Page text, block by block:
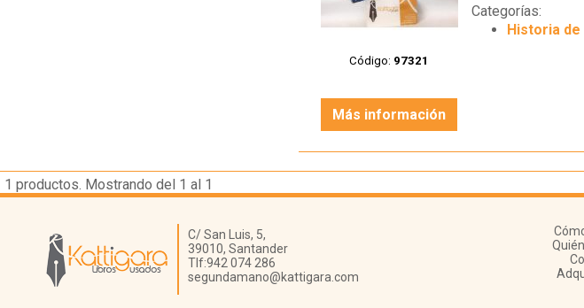
Código: 97321
Categorías:
Historia de
Más información
1 productos. Mostrando del 1 al 1
Librería Kattigara
C/ San Luis, 5,
39010, Santander
Tlf:942 074 286
segundamano@kattigara.com